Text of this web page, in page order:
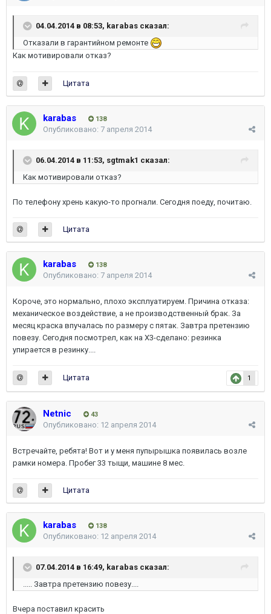
04.04.2014 в 08:53, karabas сказал:
Отказали в гарантийном ремонте
Как мотивировали отказ?
Цитата
karabas 138
Опубликовано: 7 апреля 2014
06.04.2014 в 11:53, sgtmak1 сказал:
Как мотивировали отказ?
По телефону хрень какую-то прогнали. Сегодня поеду, почитаю.
Цитата
karabas 138
Опубликовано: 7 апреля 2014
Короче, это нормально, плохо эксплуатируем. Причина отказа:
механическое воздействие, а не производственный брак. За
месяц краска впучалась по размеру с пятак. Завтра претензию
повезу. Сегодня посмотрел, как на X3-сделано: резинка
упирается в резинку....
1
Цитата
Netnic 43
Опубликовано: 12 апреля 2014
Встречайте, ребята! Вот и у меня пупырышка появилась возле
рамки номера. Пробег 33 тыщи, машине 8 мес.
Цитата
karabas 138
Опубликовано: 12 апреля 2014
07.04.2014 в 16:49, karabas сказал:
..... Завтра претензию повезу....
Вчера поставил красить